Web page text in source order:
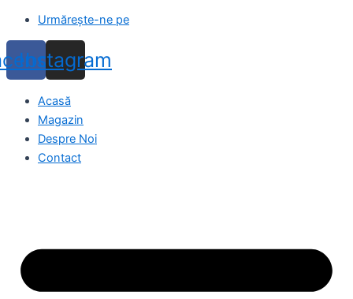
Urmărește-ne pe
Instagram
Acasă
Magazin
Despre Noi
Contact